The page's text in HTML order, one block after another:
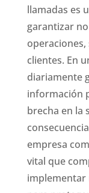
llamadas es
garantizar
clientes. En
diariamente
información
brecha en la
empresa
vital que
implementar